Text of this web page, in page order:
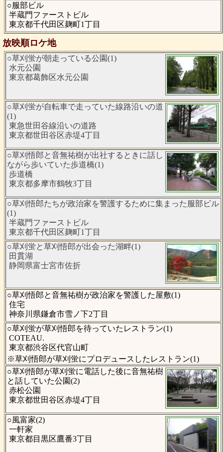
○服部ビル
半蔵門ファーストビル
東京都千代田区麹町1丁目
放映順ロケ地
○草刈蛍が朝走っている公園(1)
水元公園
東京都葛飾区水元公園
○草刈蛍が自転車で走っていた線路沿いの道
(1)
東急世田谷線沿いの道路
東京都世田谷区赤堤4丁目
○草刈悟郎と音無祐樹が出社するときに話し
ながら歩いていた歩道橋(1)
歩道橋
東京都多摩市鶴牧3丁目
○草刈悟郎たちが政治家を警護するために集まった服部ビル
(1)
半蔵門ファーストビル
東京都千代田区麹町1丁目
○草刈蛍と草刈悟郎が出会った湖畔(1)
田貫湖
静岡県富士宮市佐折
○草刈悟郎と音無祐樹が政治家を警護した屋敷(1)
住宅
神奈川県鎌倉市雪ノ下2丁目
○草刈蛍が草刈悟郎を待っていたレストラン(1)
COTEAU.
東京都渋谷区代官山町
※草刈悟郎が草刈蛍にプロデュースしたレストラン(1)
○草刈悟郎が草刈蛍に電話した後に音無祐樹
と話していた公園(2)
赤松公園
東京都世田谷区赤堤4丁目
○風富家(2)
一軒家
東京都目黒区鷹番3丁目